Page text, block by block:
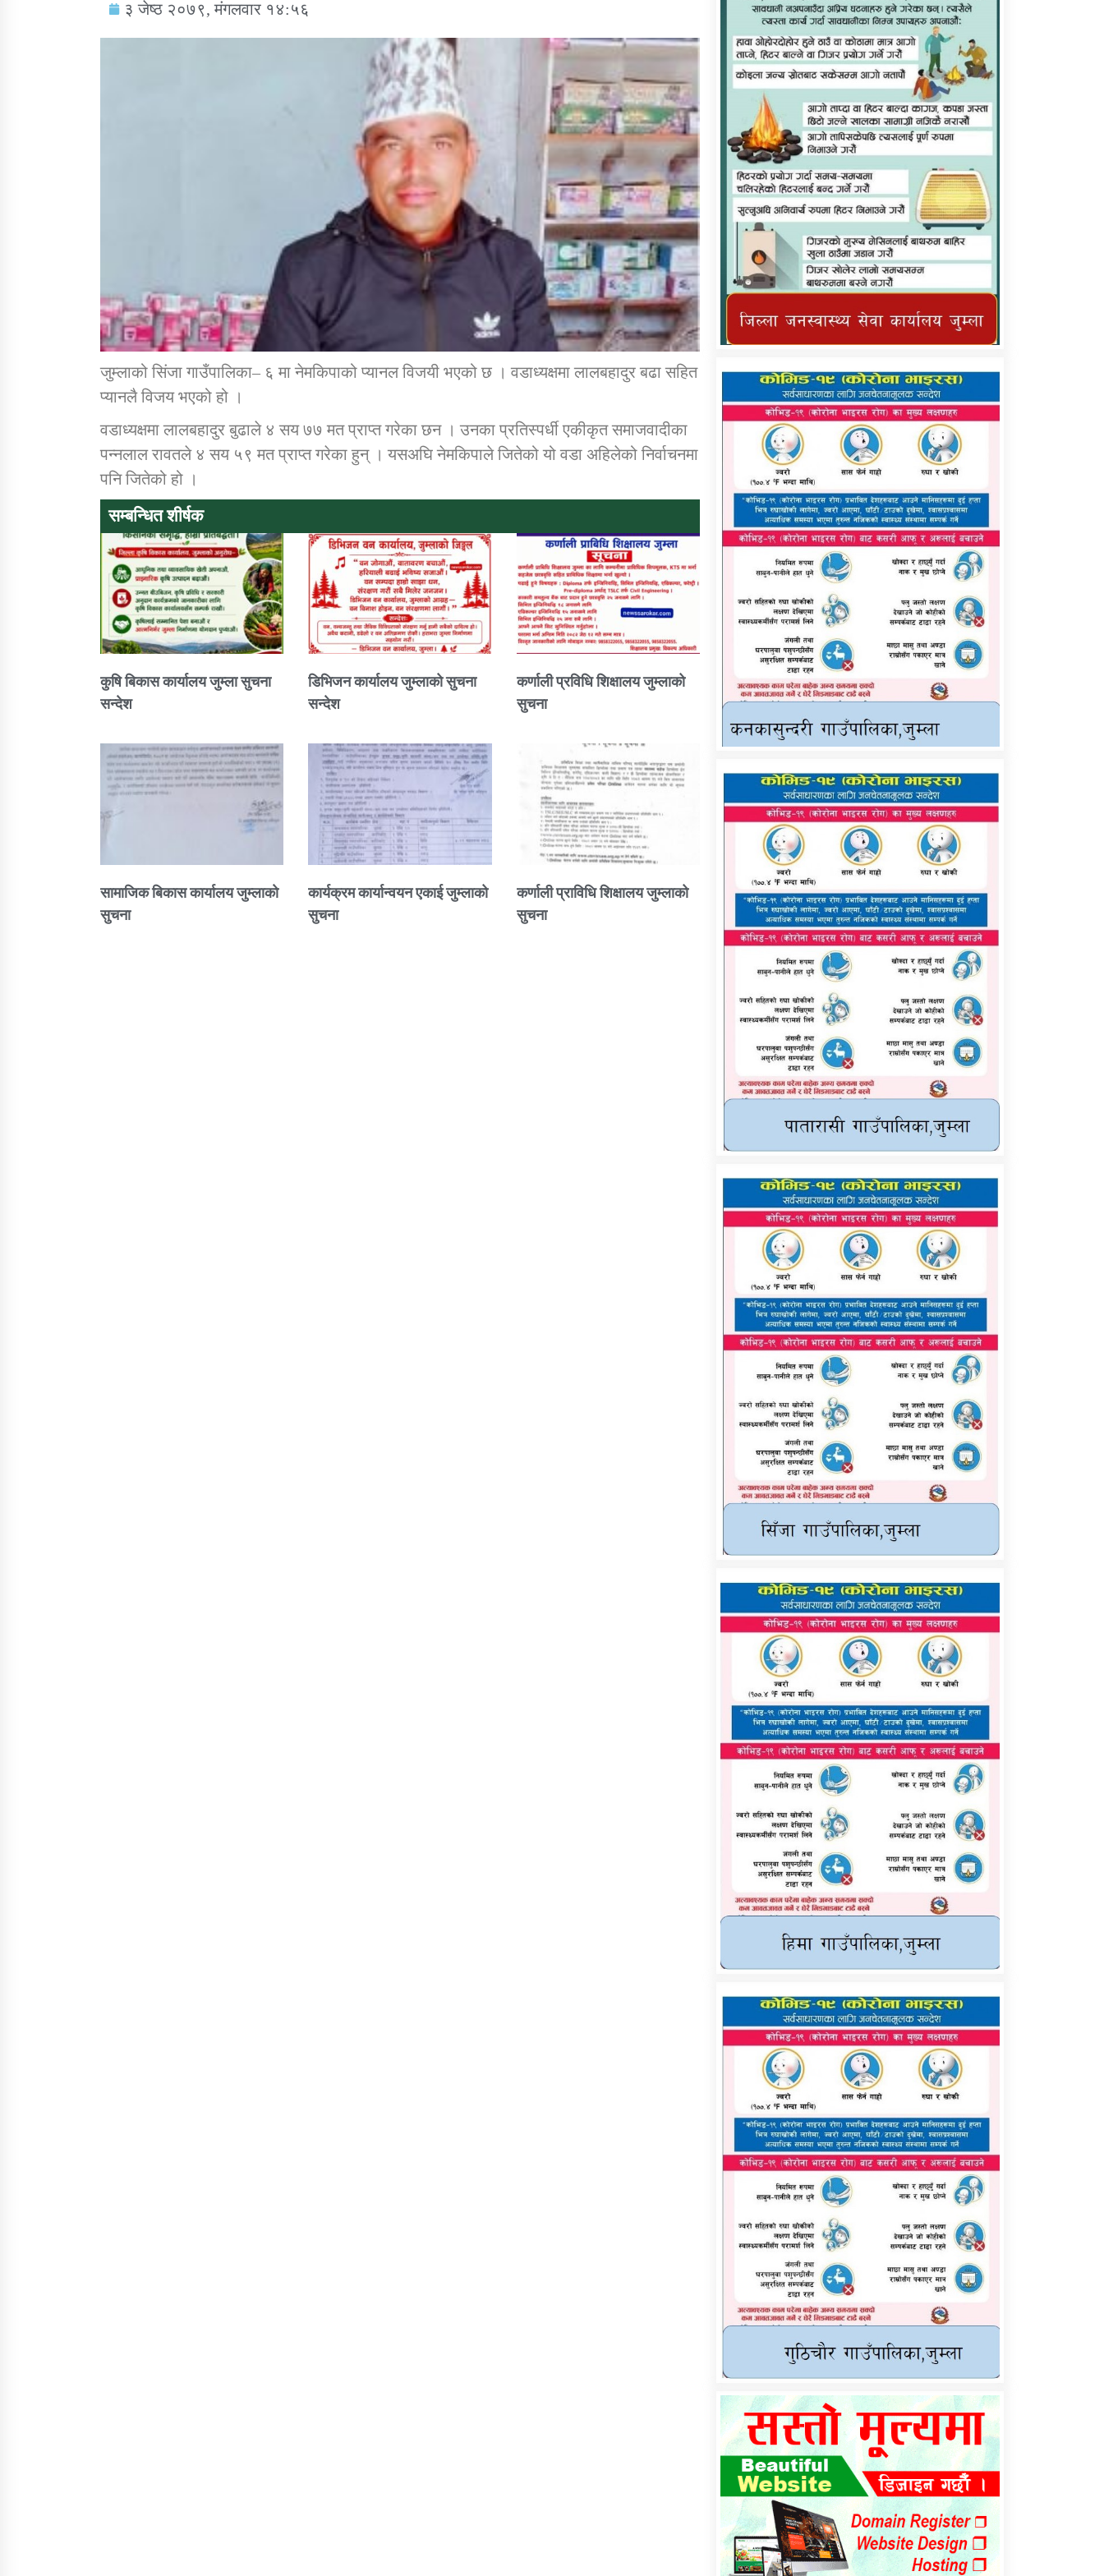
कार्यक्रम कार्यान्वयन एकाई जुम्लाको सुचना कर्णाली प्राविधि शिक्षालय जुम्लाको सुचना
तातोपानी गाउँपालिकाको न्यायिक समिति सम्बन्धी
सन्देश
तातोपानी गाउँपालिका जुम्लाको महिला तथा
लैङ्गिक हिंसा सम्बन्धी सूचना सन्देश
तातोपानी गाउँपालिका जुम्लाको महिनावारी
तातोपानी गाउँपालिका जुम्लाको बालविवाह सन्देश तातोपानी गाउँपालिका जुम्लाको सूचना
३ जेष्ठ २०७९, मंगलवार १४:५६
जुम्लाको सिंजा गाउँपालिका– ६ मा नेमकिपाको प्यानल विजयी भएको छ । वडाध्यक्षमा लालबहादुर बढा सहित
प्यानलै विजय भएको हो ।
वडाध्यक्षमा लालबहादुर बुढाले ४ सय ७७ मत प्राप्त गरेका छन । उनका प्रतिस्पर्धी एकीकृत समाजवादीका
पन्नलाल रावतले ४ सय ५९ मत प्राप्त गरेका हुन् । यसअघि नेमकिपाले जितेको यो वडा अहिलेको निर्वाचनमा
पनि जितेको हो ।
सम्बन्धित शीर्षक
कुषि बिकास कार्यालय जुम्ला सुचना
सन्देश
डिभिजन कार्यालय जुम्लाको सुचना
सन्देश
कर्णाली प्रविधि शिक्षालय जुम्लाको
सुचना
सामाजिक बिकास कार्यालय जुम्लाकाे
सुचना
कार्यक्रम कार्यान्वयन एकाई जुम्लाको
सुचना
कर्णाली प्राविधि शिक्षालय जुम्लाको
सुचना